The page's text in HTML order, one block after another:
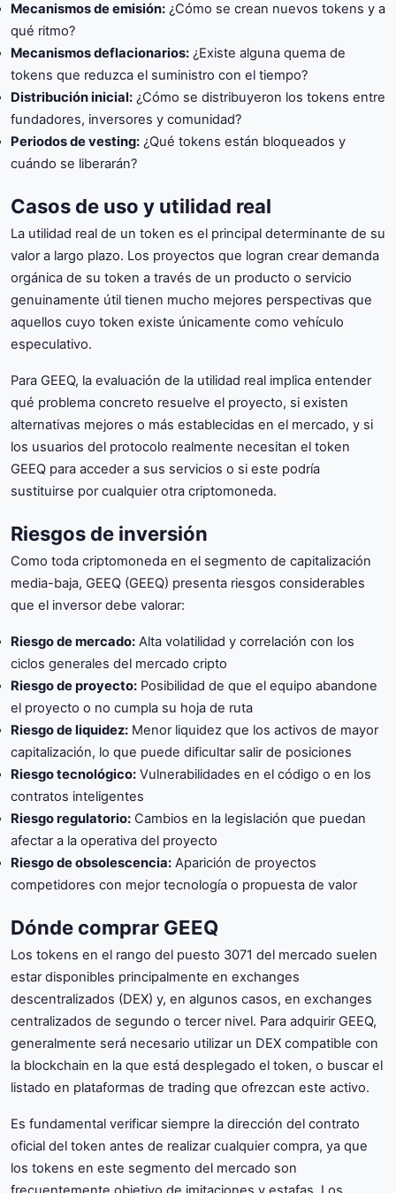
Mecanismos de emisión: ¿Cómo se crean nuevos tokens y a
qué ritmo?
Mecanismos deflacionarios: ¿Existe alguna quema de
tokens que reduzca el suministro con el tiempo?
Distribución inicial: ¿Cómo se distribuyeron los tokens entre
fundadores, inversores y comunidad?
Periodos de vesting: ¿Qué tokens están bloqueados y
cuándo se liberarán?
Casos de uso y utilidad real
La utilidad real de un token es el principal determinante de su
valor a largo plazo. Los proyectos que logran crear demanda
orgánica de su token a través de un producto o servicio
genuinamente útil tienen mucho mejores perspectivas que
aquellos cuyo token existe únicamente como vehículo
especulativo.
Para GEEQ, la evaluación de la utilidad real implica entender
qué problema concreto resuelve el proyecto, si existen
alternativas mejores o más establecidas en el mercado, y si
los usuarios del protocolo realmente necesitan el token
GEEQ para acceder a sus servicios o si este podría
sustituirse por cualquier otra criptomoneda.
Riesgos de inversión
Como toda criptomoneda en el segmento de capitalización
media-baja, GEEQ (GEEQ) presenta riesgos considerables
que el inversor debe valorar:
Riesgo de mercado: Alta volatilidad y correlación con los
ciclos generales del mercado cripto
Riesgo de proyecto: Posibilidad de que el equipo abandone
el proyecto o no cumpla su hoja de ruta
Riesgo de liquidez: Menor liquidez que los activos de mayor
capitalización, lo que puede dificultar salir de posiciones
Riesgo tecnológico: Vulnerabilidades en el código o en los
contratos inteligentes
Riesgo regulatorio: Cambios en la legislación que puedan
afectar a la operativa del proyecto
Riesgo de obsolescencia: Aparición de proyectos
competidores con mejor tecnología o propuesta de valor
Dónde comprar GEEQ
Los tokens en el rango del puesto 3071 del mercado suelen
estar disponibles principalmente en exchanges
descentralizados (DEX) y, en algunos casos, en exchanges
centralizados de segundo o tercer nivel. Para adquirir GEEQ,
generalmente será necesario utilizar un DEX compatible con
la blockchain en la que está desplegado el token, o buscar el
listado en plataformas de trading que ofrezcan este activo.
Es fundamental verificar siempre la dirección del contrato
oficial del token antes de realizar cualquier compra, ya que
los tokens en este segmento del mercado son